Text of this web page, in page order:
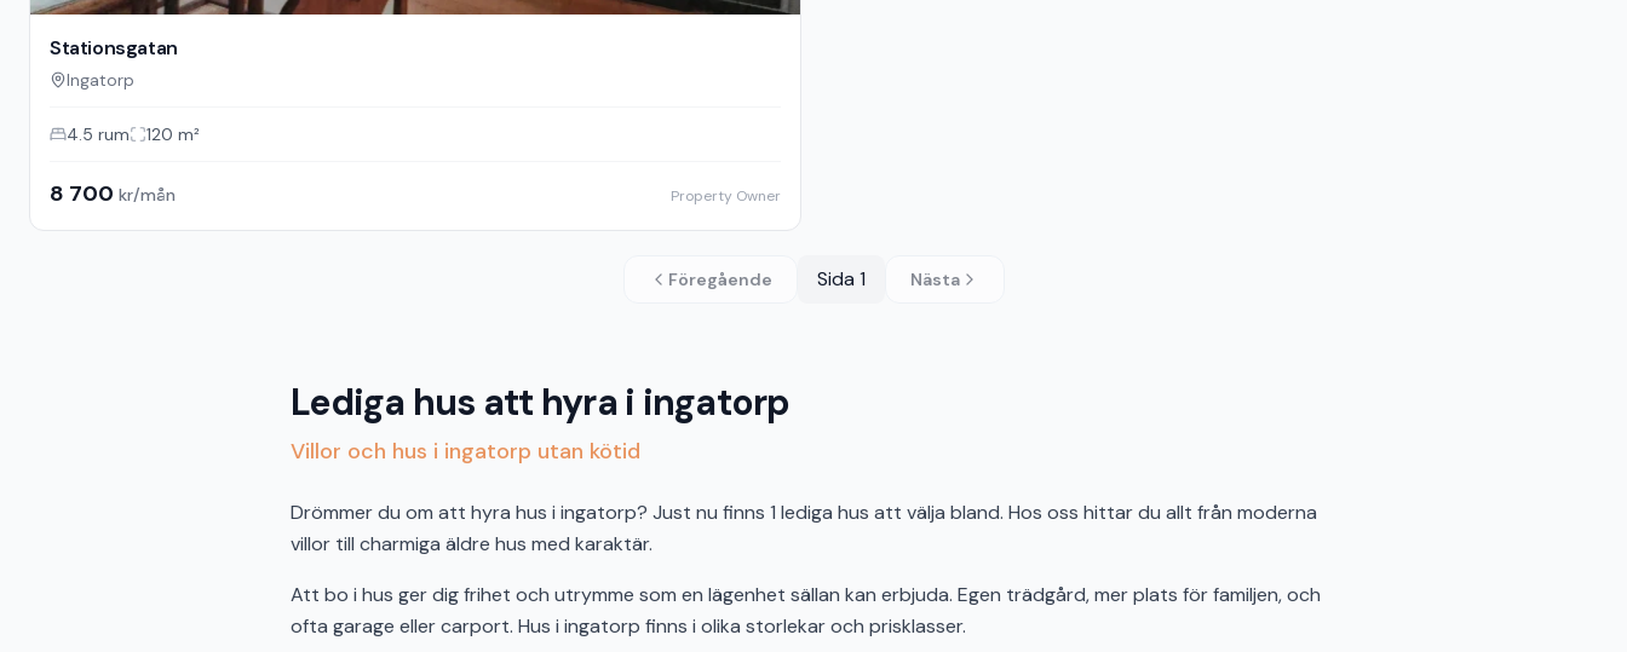
Stationsgatan
Ingatorp
4.5 rum 120 m²
8 700 kr/mån Property Owner
Föregående Sida 1 Nästa
Lediga hus att hyra i ingatorp
Villor och hus i ingatorp utan kötid
Drömmer du om att hyra hus i ingatorp? Just nu finns 1 lediga hus att välja bland. Hos oss hittar du allt från moderna
villor till charmiga äldre hus med karaktär.
Att bo i hus ger dig frihet och utrymme som en lägenhet sällan kan erbjuda. Egen trädgård, mer plats för familjen, och
ofta garage eller carport. Hus i ingatorp finns i olika storlekar och prisklasser.